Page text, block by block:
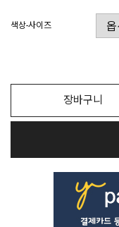
색상-사이즈
장바구니